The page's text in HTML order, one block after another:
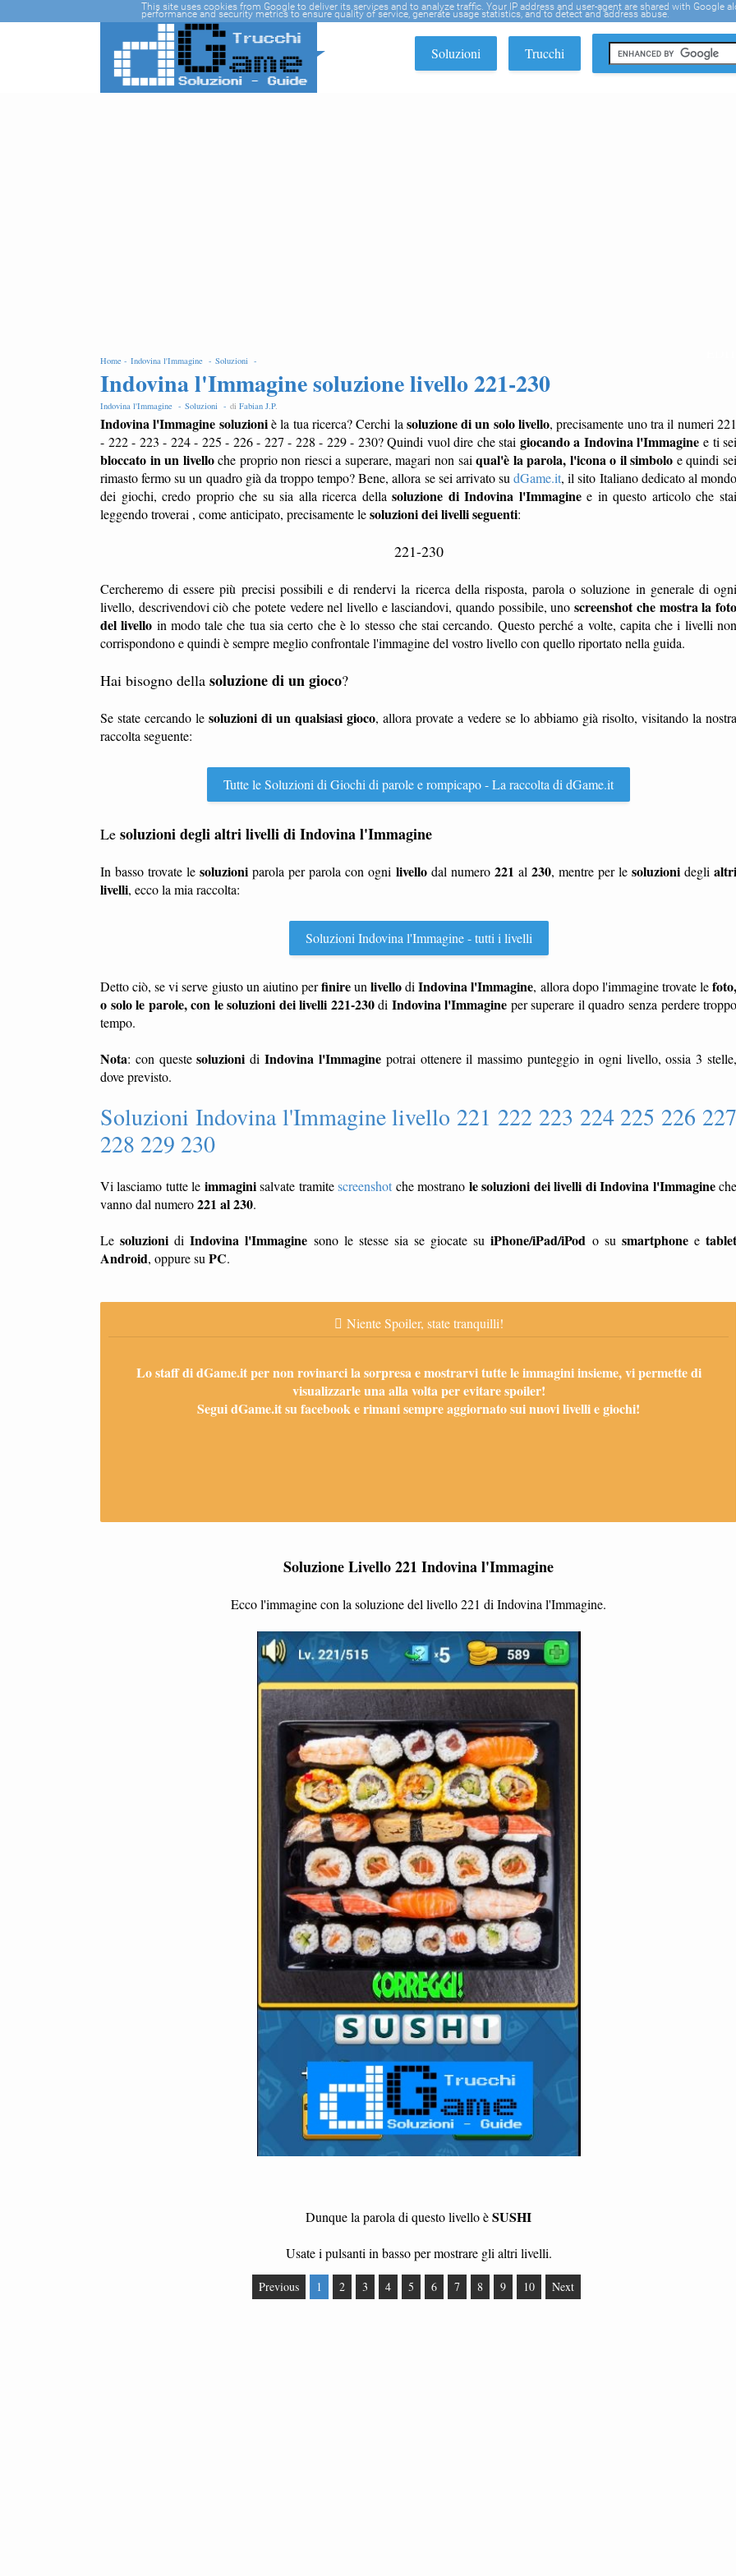
Soluzioni Trucchi
Home - Indovina l'Immagine - Soluzioni -
Indovina l'Immagine soluzione livello 221-230
Indovina l'Immagine - Soluzioni - di Fabian J.P.
Indovina l'Immagine soluzioniè la tua ricerca? Cerchi la soluzione di un solo livello, precisamente uno tra il numeri 221
- 222 - 223 - 224 - 225 - 226 - 227 - 228 - 229 - 230? Quindi vuol dire che stai giocando a Indovina l'Immagine e ti sei
bloccato in un livelloche proprio non riesci a superare, magari non saiqual'è la parola, l'icona o il simbolo e quindi sei
rimasto fermo su un quadro già da troppo tempo? Bene, allora se sei arrivato sudGame.it, il sito Italiano dedicato al mondo
dei giochi, credo proprio che su sia alla ricerca dellasoluzione di Indovina l'Immaginee in questo articolo che stai
leggendo troverai , come anticipato, precisamente lesoluzioni dei livelli seguenti:
221-230
Cercheremo di essere più precisi possibili e di rendervi la ricerca della risposta, parola o soluzione in generale di ogni
livello, descrivendovi ciò che potete vedere nel livello e lasciandovi, quando possibile, unoscreenshot che mostra la foto
del livello in modo tale che tua sia certo che è lo stesso che stai cercando. Questo perché a volte, capita che i livelli non
corrispondono e quindi è sempre meglio confrontale l'immagine del vostro livello con quello riportato nella guida.
Hai bisogno della soluzione di un gioco?
Se state cercando le soluzioni di un qualsiasi gioco, allora provate a vedere se lo abbiamo già risolto, visitando la nostra
raccolta seguente:
Tutte le Soluzioni di Giochi di parole e rompicapo - La raccolta di dGame.it
Le soluzioni degli altri livelli di Indovina l'Immagine
In basso trovate lesoluzioni parola per parola con ogni livellodal numero 221 al 230, mentre per le soluzionideglialtri
livelli, ecco la mia raccolta:
Soluzioni Indovina l'Immagine - tutti i livelli
Detto ciò, se vi serve giusto un aiutino perfinireunlivellodiIndovina l'Immagine, allora dopo l'immagine trovate lefoto,
o solo le parole, con le soluzioni dei livelli 221-230di Indovina l'Immagine per superare il quadro senza perdere troppo
tempo.
Nota: con questesoluzioni diIndovina l'Immaginepotrai ottenere il massimo punteggio in ogni livello, ossia 3 stelle,
dove previsto.
Soluzioni Indovina l'Immagine livello 221 222 223 224 225 226 227
228 229 230
Vi lasciamo tutte le immaginisalvate tramitescreenshot che mostrano le soluzioni dei livelli di Indovina l'Immagineche
vanno dal numero221 al 230.
Lesoluzioni diIndovina l'Immagine sono le stesse sia se giocate suiPhone/iPad/iPod o su smartphoneetablet
Android, oppure su PC.
Niente Spoiler, state tranquilli!
Lo staff di dGame.it per non rovinarci la sorpresa e mostrarvi tutte le immagini insieme, vi permette di
visualizzarle una alla volta per evitare spoiler!
Segui dGame.it su facebook e rimani sempre aggiornato sui nuovi livelli e giochi!
Soluzione Livello 221 Indovina l'Immagine
Ecco l'immagine con la soluzione del livello 221 di Indovina l'Immagine.
Dunque la parola di questo livello èSUSHI
Usate i pulsanti in basso per mostrare gli altri livelli.
Previous 1 2 3 4 5 6 7 8 9 10 Next
This site uses cookies from Google to deliver its services and to analyze traffic. Your IP address and user-agent are shared with Google
performance and security metrics to ensure quality of service, generate usage statistics, and to detect and address abuse.